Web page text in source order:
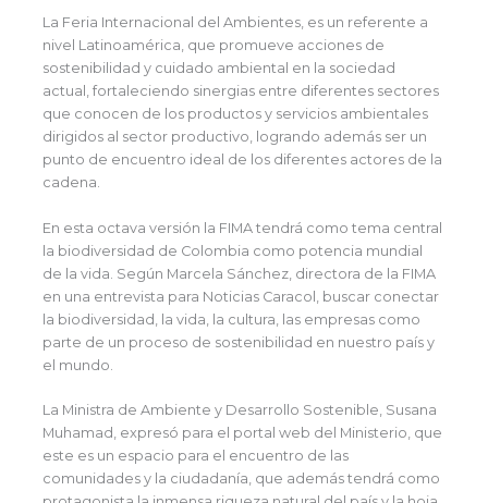
La Feria Internacional del Ambientes, es un referente a
nivel Latinoamérica, que promueve acciones de
sostenibilidad y cuidado ambiental en la sociedad
actual, fortaleciendo sinergias entre diferentes sectores
que conocen de los productos y servicios ambientales
dirigidos al sector productivo, logrando además ser un
punto de encuentro ideal de los diferentes actores de la
cadena.
En esta octava versión la FIMA tendrá como tema central
la biodiversidad de Colombia como potencia mundial
de la vida. Según Marcela Sánchez, directora de la FIMA
en una entrevista para Noticias Caracol, buscar conectar
la biodiversidad, la vida, la cultura, las empresas como
parte de un proceso de sostenibilidad en nuestro país y
el mundo.
La Ministra de Ambiente y Desarrollo Sostenible, Susana
Muhamad, expresó para el portal web del Ministerio, que
este es un espacio para el encuentro de las
comunidades y la ciudadanía, que además tendrá como